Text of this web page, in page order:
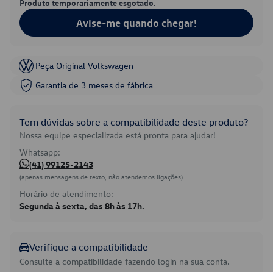
Produto temporariamente esgotado.
Avise-me quando chegar!
Peça Original Volkswagen
Garantia de 3 meses de fábrica
Tem dúvidas sobre a compatibilidade deste produto?
Nossa equipe especializada está pronta para ajudar!
Whatsapp:
(41) 99125-2143
(apenas mensagens de texto, não atendemos ligações)
Horário de atendimento:
Segunda à sexta, das 8h às 17h.
Verifique a compatibilidade
Consulte a compatibilidade fazendo login na sua conta.